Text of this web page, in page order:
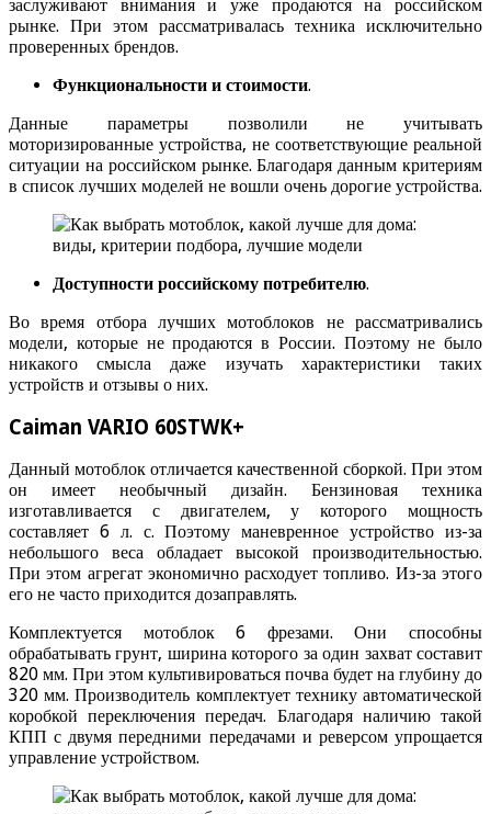
заслуживают внимания и уже продаются на российском
рынке. При этом рассматривалась техника исключительно
проверенных брендов.
Функциональности и стоимости.
Данные параметры позволили не учитывать
моторизированные устройства, не соответствующие реальной
ситуации на российском рынке. Благодаря данным критериям
в список лучших моделей не вошли очень дорогие устройства.
Доступности российскому потребителю.
Во время отбора лучших мотоблоков не рассматривались
модели, которые не продаются в России. Поэтому не было
никакого смысла даже изучать характеристики таких
устройств и отзывы о них.
Caiman VARIO 60STWK+
Данный мотоблок отличается качественной сборкой. При этом
он имеет необычный дизайн. Бензиновая техника
изготавливается с двигателем, у которого мощность
составляет 6 л. с. Поэтому маневренное устройство из-за
небольшого веса обладает высокой производительностью.
При этом агрегат экономично расходует топливо. Из-за этого
его не часто приходится дозаправлять.
Комплектуется мотоблок 6 фрезами. Они способны
обрабатывать грунт, ширина которого за один захват составит
820 мм. При этом культивироваться почва будет на глубину до
320 мм. Производитель комплектует технику автоматической
коробкой переключения передач. Благодаря наличию такой
КПП с двумя передними передачами и реверсом упрощается
управление устройством.